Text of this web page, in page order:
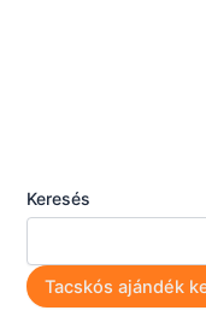
Keresés
Tacskós ajándék